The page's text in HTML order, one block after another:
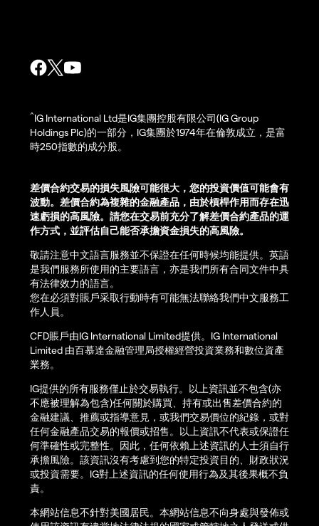
^IG International Ltd是IG集團控股有限公司(IG Group
Holdings Plc)的一部分，IG集團於1974年在倫敦成立，是富
時250指數的成分股。
差價合約交易的損失風險可能很大，您的投資價值可能會有
波動。差價合約為複雜的金融產品，由於槓桿作用而存在迅
速虧損的高風險。請您在交易前充分了解差價合約產品的運
作方式，並評估自己能否承擔資金損失的高風險。
敬請注意中文語言服務並不保證在任何時候均能提供。英語
是我們服務所使用的主要語言，亦是我們所有合同文件中具
有法律效力的語言。
您在必須對賬戶采取行動時有可能無法聯絡我們中文服務工
作人員。
CFD賬戶由IG International Limited提供。IG International
Limited 由百慕達金融管理局授權經營投資業務和數位資產
業務。
IG提供的所有服務僅止於交易執行。以上資訊並不包含(亦
不應被理解為包含)任何關於購買、持有或出售差價合約的
金融建議、推薦或指導意見，或我們交易價位的紀錄，或對
任何金融產品交易的報價或招售。以上資訊不代表或保證任
何準確性或完整性。因此，任何依賴上述資訊的人士須自行
承擔風險。該資訊沒有考慮到您的特定投資目的、財政狀況
或投資需要。IG對上述資訊的任何使用行為及其後果概不負
責。
本網站信息不針對美國居民。本網站信息不向身處與發佈或